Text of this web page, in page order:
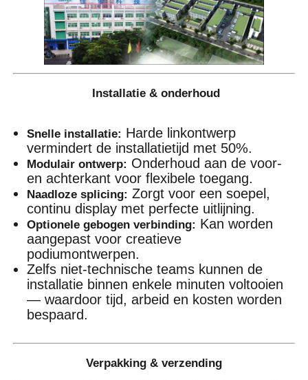
Installatie & onderhoud
Snelle installatie: Harde linkontwerp
vermindert de installatietijd met 50%.
Modulair ontwerp: Onderhoud aan de voor-
en achterkant voor flexibele toegang.
Naadloze splicing: Zorgt voor een soepel,
continu display met perfecte uitlijning.
Optionele gebogen verbinding: Kan worden
aangepast voor creatieve
podiumontwerpen.
Zelfs niet-technische teams kunnen de
installatie binnen enkele minuten voltooien
— waardoor tijd, arbeid en kosten worden
bespaard.
Verpakking & verzending